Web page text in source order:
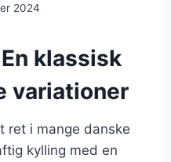
2024
klassisk
variationer
ret i mange danske
kylling med en